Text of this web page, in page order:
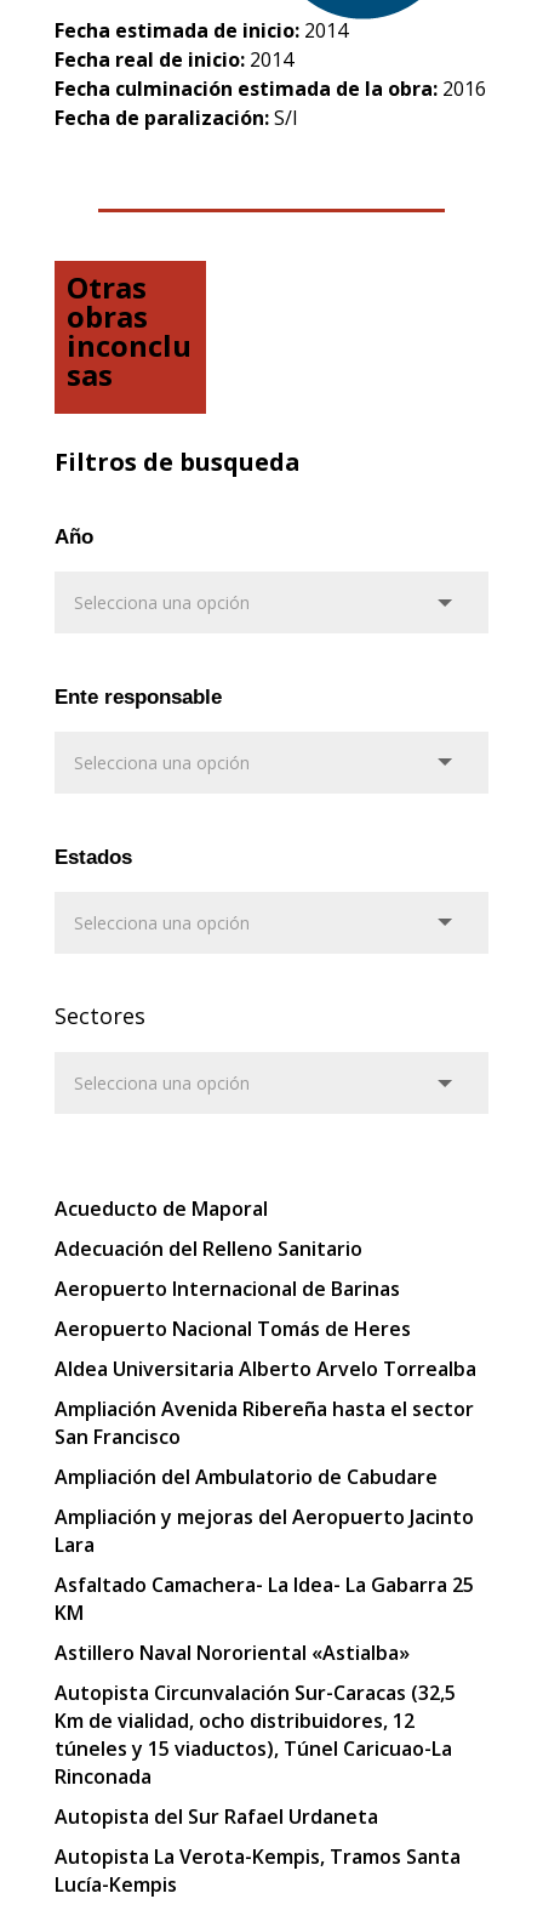
Fecha estimada de inicio: 2014
Fecha real de inicio: 2014
Fecha culminación estimada de la obra: 2016
Fecha de paralización:S/I
Otras
obras
inconclu
sas
Filtros de busqueda
Año
Ente responsable
Estados
Sectores
Acueducto de Maporal
Adecuación del Relleno Sanitario
Aeropuerto Internacional de Barinas
Aeropuerto Nacional Tomás de Heres
Aldea Universitaria Alberto Arvelo Torrealba
Ampliación Avenida Ribereña hasta el sector
San Francisco
Ampliación del Ambulatorio de Cabudare
Ampliación y mejoras del Aeropuerto Jacinto
Lara
Asfaltado Camachera- La Idea- La Gabarra 25
KM
Astillero Naval Nororiental «Astialba»
Autopista Circunvalación Sur-Caracas (32,5
Km de vialidad, ocho distribuidores, 12
túneles y 15 viaductos), Túnel Caricuao-La
Rinconada
Autopista del Sur Rafael Urdaneta
Autopista La Verota-Kempis, Tramos Santa
Lucía-Kempis